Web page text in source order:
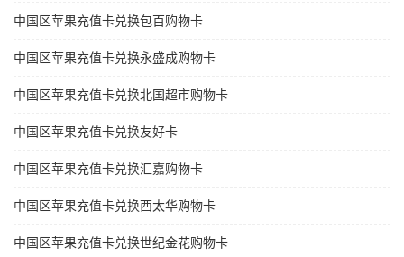
中国区苹果充值卡兑换包百购物卡
中国区苹果充值卡兑换永盛成购物卡
中国区苹果充值卡兑换北国超市购物卡
中国区苹果充值卡兑换友好卡
中国区苹果充值卡兑换汇嘉购物卡
中国区苹果充值卡兑换西太华购物卡
中国区苹果充值卡兑换世纪金花购物卡